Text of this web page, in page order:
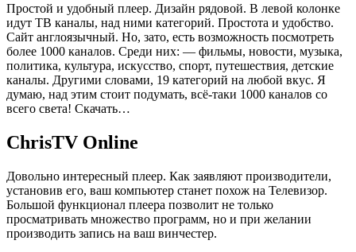
Простой и удобный плеер. Дизайн рядовой. В левой колонке
идут ТВ каналы, над ними категорий. Простота и удобство.
Сайт англоязычный. Но, зато, есть возможность посмотреть
более 1000 каналов. Среди них: — фильмы, новости, музыка,
политика, культура, искусство, спорт, путешествия, детские
каналы. Другими словами, 19 категорий на любой вкус. Я
думаю, над этим стоит подумать, всё-таки 1000 каналов со
всего света! Скачать…
ChrisTV Online
Довольно интересный плеер. Как заявляют производители,
установив его, ваш компьютер станет похож на Телевизор.
Большой функционал плеера позволит не только
просматривать множество программ, но и при желании
производить запись на ваш винчестер.